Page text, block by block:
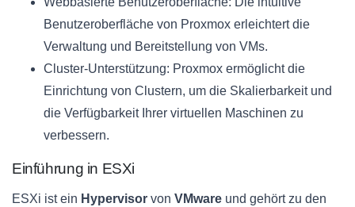
Benutzeroberfläche von Proxmox erleichtert die
Verwaltung und Bereitstellung von VMs.
Cluster-Unterstützung: Proxmox ermöglicht die
Einrichtung von Clustern, um die Skalierbarkeit und
die Verfügbarkeit Ihrer virtuellen Maschinen zu
verbessern.
Einführung in ESXi
ESXi ist ein Hypervisor von VMware und gehört zu den